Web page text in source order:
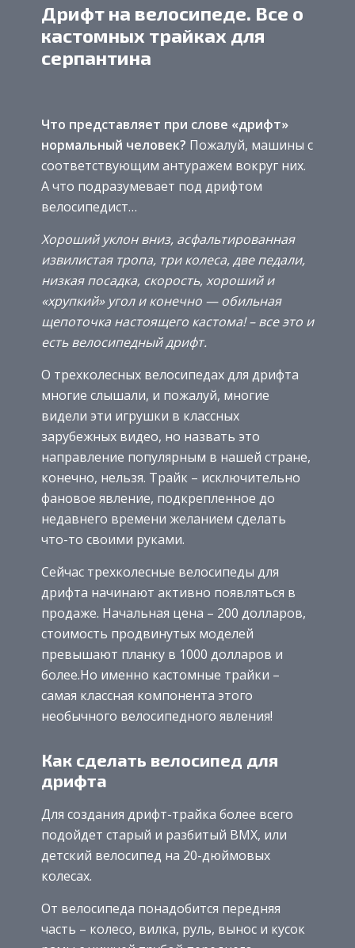
Дрифт на велосипеде. Все о
кастомных трайках для
серпантина
Что представляет при слове «дрифт»
нормальный человек? Пожалуй, машины с
соответствующим антуражем вокруг них.
А что подразумевает под дрифтом
велосипедист…
Хороший уклон вниз, асфальтированная
извилистая тропа, три колеса, две педали,
низкая посадка, скорость, хороший и
«хрупкий» угол и конечно — обильная
щепоточка настоящего кастома! – все это и
есть велосипедный дрифт.
О трехколесных велосипедах для дрифта
многие слышали, и пожалуй, многие
видели эти игрушки в классных
зарубежных видео, но назвать это
направление популярным в нашей стране,
конечно, нельзя. Трайк – исключительно
фановое явление, подкрепленное до
недавнего времени желанием сделать
что-то своими руками.
Сейчас трехколесные велосипеды для
дрифта начинают активно появляться в
продаже. Начальная цена – 200 долларов,
стоимость продвинутых моделей
превышают планку в 1000 долларов и
более.Но именно кастомные трайки –
самая классная компонента этого
необычного велосипедного явления!
Как сделать велосипед для
дрифта
Для создания дрифт-трайка более всего
подойдет старый и разбитый BMX, или
детский велосипед на 20-дюймовых
колесах.
От велосипеда понадобится передняя
часть – колесо, вилка, руль, вынос и кусок